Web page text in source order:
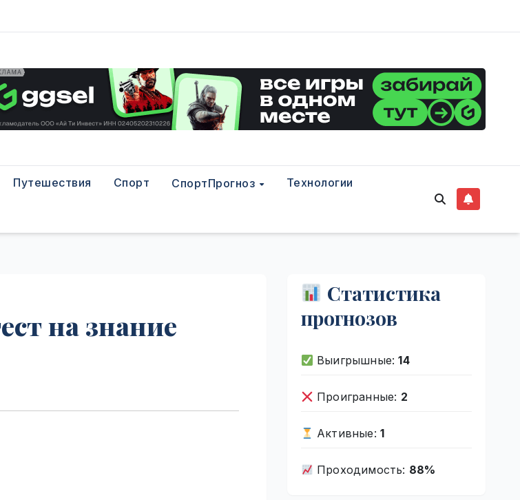
Путешествия Спорт СпортПрогноз Технологии
на знание
Статистика
прогнозов
Выигрышные:14
Проигранные: 2
Активные: 1
Проходимость: 88%